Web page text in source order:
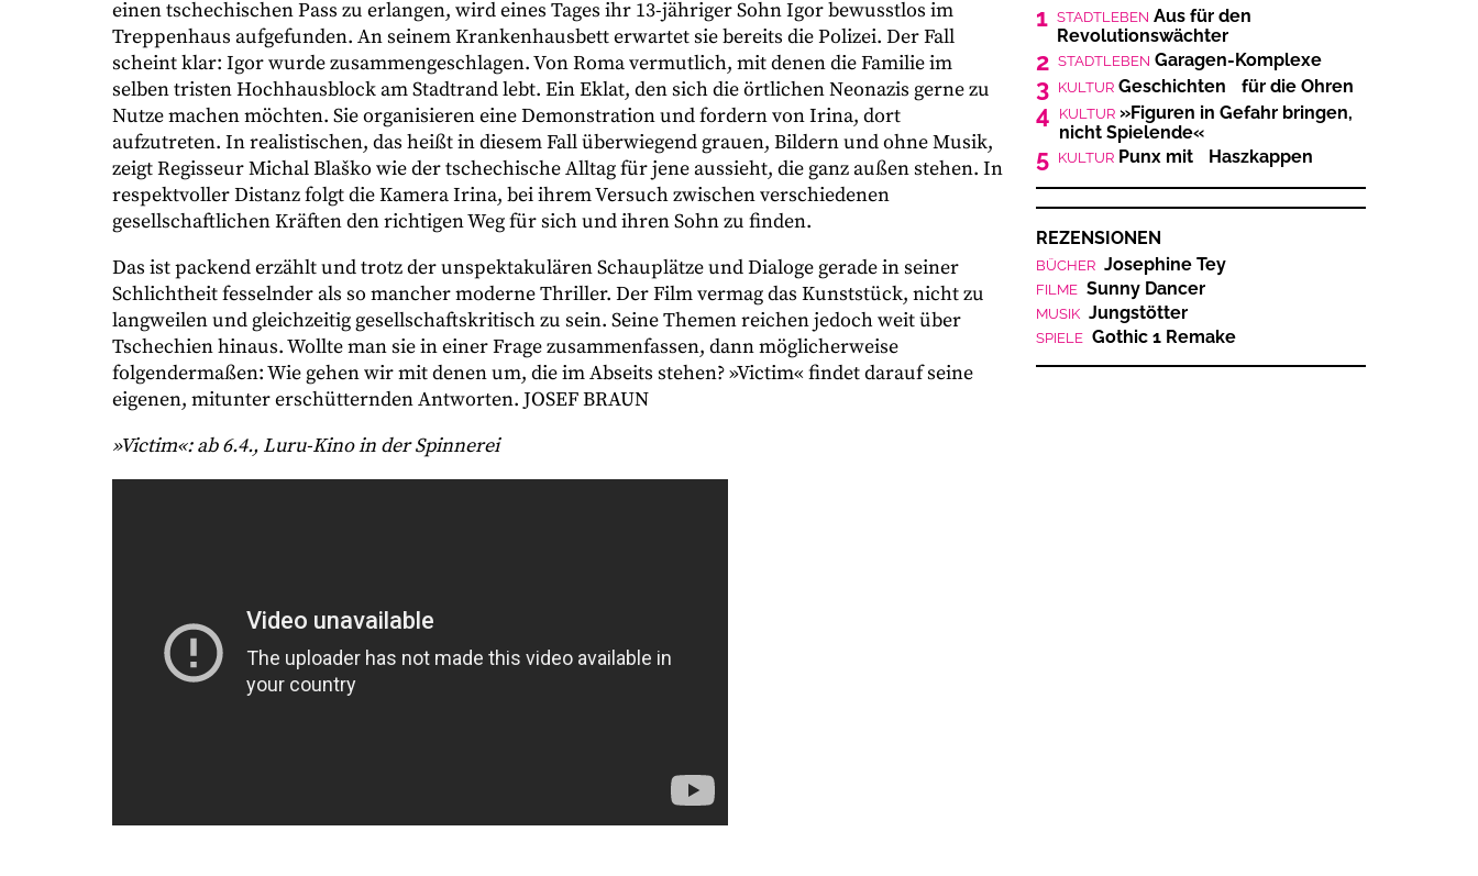
einen tschechischen Pass zu erlangen, wird eines Tages ihr 13-jähriger Sohn Igor bewusstlos im
Treppenhaus aufgefunden. An seinem Krankenhausbett erwartet sie bereits die Polizei. Der Fall
scheint klar: Igor wurde zusammengeschlagen. Von Roma vermutlich, mit denen die Familie im
selben tristen Hochhausblock am Stadtrand lebt. Ein Eklat, den sich die örtlichen Neonazis gerne zu
Nutze machen möchten. Sie organisieren eine Demonstration und fordern von Irina, dort
aufzutreten. In realistischen, das heißt in diesem Fall überwiegend grauen, Bildern und ohne Musik,
zeigt Regisseur Michal Blaško wie der tschechische Alltag für jene aussieht, die ganz außen stehen. In
respektvoller Distanz folgt die Kamera Irina, bei ihrem Versuch zwischen verschiedenen
gesellschaftlichen Kräften den richtigen Weg für sich und ihren Sohn zu finden.
Das ist packend erzählt und trotz der unspektakulären Schauplätze und Dialoge gerade in seiner
Schlichtheit fesselnder als so mancher moderne Thriller. Der Film vermag das Kunststück, nicht zu
langweilen und gleichzeitig gesellschaftskritisch zu sein. Seine Themen reichen jedoch weit über
Tschechien hinaus. Wollte man sie in einer Frage zusammenfassen, dann möglicherweise
folgendermaßen: Wie gehen wir mit denen um, die im Abseits stehen? »Victim« findet darauf seine
eigenen, mitunter erschütternden Antworten. JOSEF BRAUN
»Victim«: ab 6.4., Luru-Kino in der Spinnerei
1 STADTLEBEN Aus für den
Revolutionswächter
2 STADTLEBEN Garagen-Komplexe
3 KULTUR Geschichten für die Ohren
4 KULTUR »Figuren in Gefahr bringen,
nicht Spielende«
5 KULTUR Punx mit Haszkappen
REZENSIONEN
BÜCHER Josephine Tey
FILME Sunny Dancer
MUSIK Jungstötter
SPIELE Gothic 1 Remake